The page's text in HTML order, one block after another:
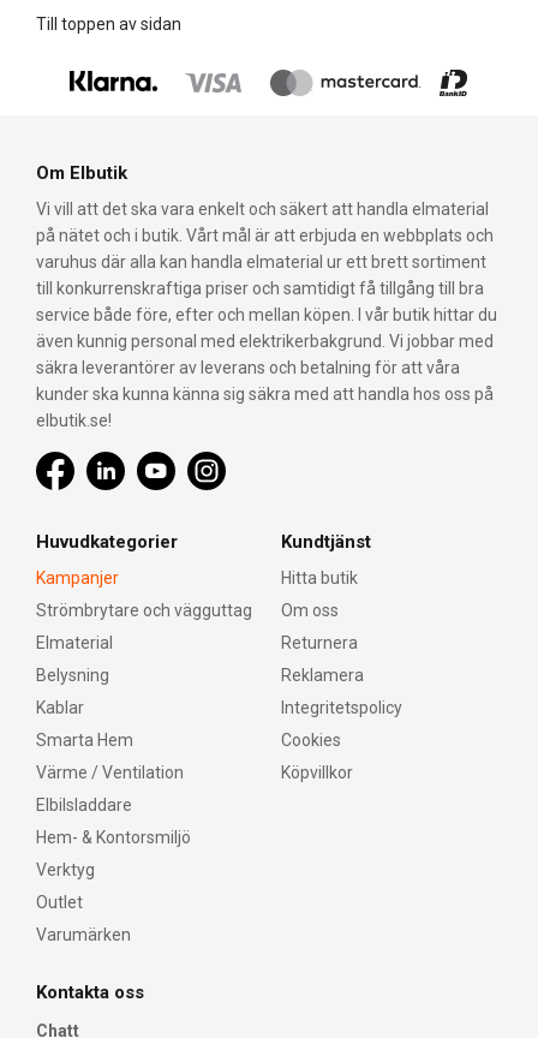
Till toppen av sidan
Om Elbutik
Vi vill att det ska vara enkelt och säkert att handla elmaterial
på nätet och i butik. Vårt mål är att erbjuda en webbplats och
varuhus där alla kan handla elmaterial ur ett brett sortiment
till konkurrenskraftiga priser och samtidigt få tillgång till bra
service både före, efter och mellan köpen. I vår butik hittar du
även kunnig personal med elektrikerbakgrund. Vi jobbar med
säkra leverantörer av leverans och betalning för att våra
kunder ska kunna känna sig säkra med att handla hos oss på
elbutik.se!
Huvudkategorier
Kampanjer
Strömbrytare och vägguttag
Elmaterial
Belysning
Kablar
Smarta Hem
Värme / Ventilation
Elbilsladdare
Hem- & Kontorsmiljö
Verktyg
Outlet
Varumärken
Kundtjänst
Hitta butik
Om oss
Returnera
Reklamera
Integritetspolicy
Cookies
Köpvillkor
Kontakta oss
Chatt